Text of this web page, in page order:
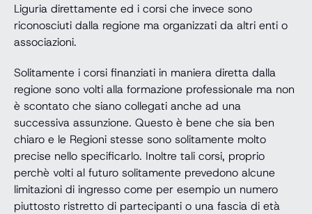
Liguria direttamente ed i corsi che invece sono
riconosciuti dalla regione ma organizzati da altri enti o
associazioni.
Solitamente i corsi finanziati in maniera diretta dalla
regione sono volti alla formazione professionale ma non
è scontato che siano collegati anche ad una
successiva assunzione. Questo è bene che sia ben
chiaro e le Regioni stesse sono solitamente molto
precise nello specificarlo. Inoltre tali corsi, proprio
perchè volti al futuro solitamente prevedono alcune
limitazioni di ingresso come per esempio un numero
piuttosto ristretto di partecipanti o una fascia di età